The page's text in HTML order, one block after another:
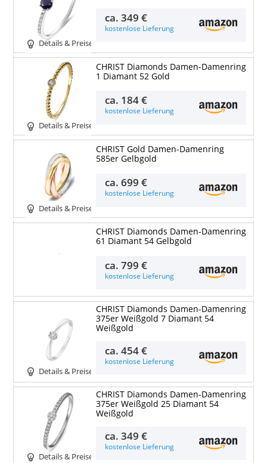
Details & Preise
ca.349 €
kostenlose Lieferung
Details & Preise
CHRIST Diamonds Damen-Damenring
1 Diamant 52 Gold
ca. 184 €
kostenlose Lieferung
Details & Preise
CHRIST Gold Damen-Damenring
585er Gelbgold
ca.699 €
kostenlose Lieferung
CHRIST Diamonds Damen-Damenring
61 Diamant 54 Gelbgold
ca.799 €
kostenlose Lieferung
Details & Preise
CHRIST Diamonds Damen-Damenring
375er Weißgold 7 Diamant 54
Weißgold
ca.454 €
kostenlose Lieferung
Details & Preise
CHRIST Diamonds Damen-Damenring
375er Weißgold 25 Diamant 54
Weißgold
ca.349 €
kostenlose Lieferung